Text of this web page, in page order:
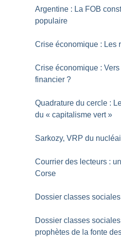
Argentine : La FOB
populaire
Crise économique : Les
Crise économique :
financier ?
Quadrature du cercle :
du « capitalisme vert »
Sarkozy, VRP du
Courrier des lecteurs :
Corse
Dossier classes
Dossier classes
prophètes de la fonte